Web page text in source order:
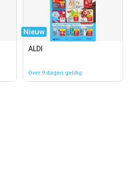
Nieuw
ALDI
Over 9 dagen geldig